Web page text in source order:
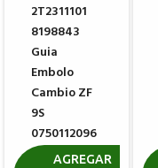
2T2311101
8198843
Guia
Embolo
Cambio ZF
9S
0750112096
R$ 80,30
AGREGAR